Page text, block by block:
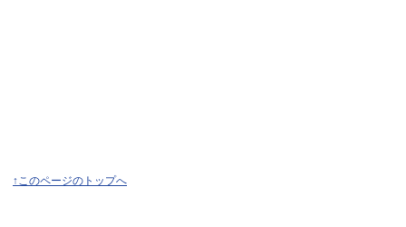
↑このページのトップへ